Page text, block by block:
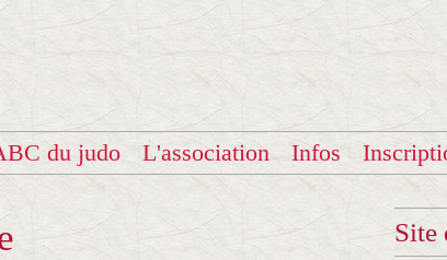
du judo L'association Infos
Site